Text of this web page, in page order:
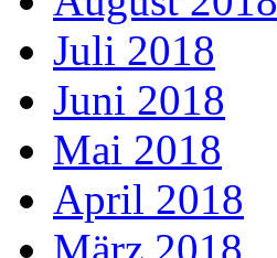
Juli 2018
Juni 2018
Mai 2018
April 2018